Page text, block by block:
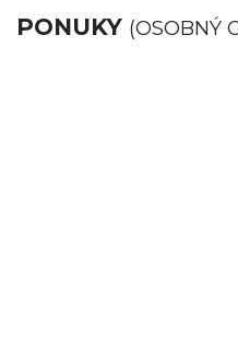
PONUKY (OSOBNÝ